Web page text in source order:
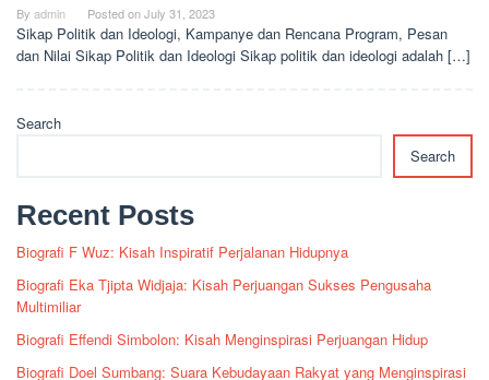
By admin Posted onJuly 31, 2023
Sikap Politik dan Ideologi, Kampanye dan Rencana Program, Pesan
dan Nilai Sikap Politik dan Ideologi Sikap politik dan ideologi adalah […]
Search
Search
Recent Posts
Biografi F Wuz: Kisah Inspiratif Perjalanan Hidupnya
Biografi Eka Tjipta Widjaja: Kisah Perjuangan Sukses Pengusaha
Multimiliar
Biografi Effendi Simbolon: Kisah Menginspirasi Perjuangan Hidup
Biografi Doel Sumbang: Suara Kebudayaan Rakyat yang Menginspirasi